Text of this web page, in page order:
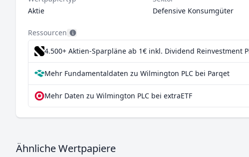
Aktie
Defensive Konsumgüter
Ressourcen
4.500+ Aktien-Sparpläne ab 1€ inkl. Dividend Reinvestment
Mehr Fundamentaldaten zu Wilmington PLC bei Parqet
Mehr Daten zu Wilmington PLC bei extraETF
Ähnliche Wertpapiere